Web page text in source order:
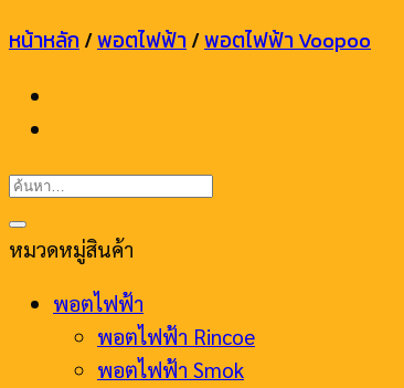
หน้าหลัก/พอตไฟฟ้า/พอตไฟฟ้า Voopoo
ค้นหา:
หมวดหมู่สินค้า
พอตไฟฟ้า
พอตไฟฟ้า Rincoe
พอตไฟฟ้า Smok